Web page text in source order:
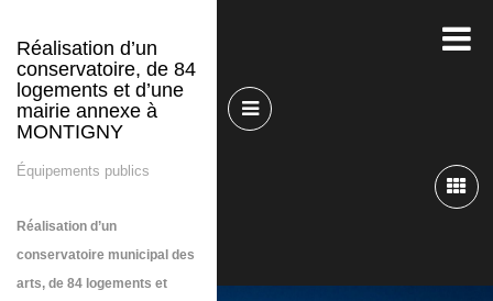
Réalisation d’un
conservatoire, de 84
logements et d’une
mairie annexe à
MONTIGNY
Équipements publics
Réalisation d’un
conservatoire municipal des
arts, de 84 logements et